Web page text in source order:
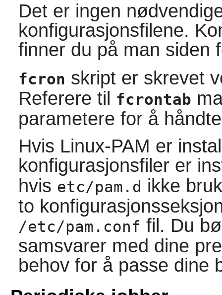
Det er ingen
konfigurasjonsfilene.
finner du på man siden
fcron skript er skrevet
Referere til
fcrontab
parametere for å
Hvis Linux-PAM er
konfigurasjonsfiler er
hvis etc/pam.d ikke
to
/etc/pam.conf fil. Du
samsvarer med dine
behov for å passe dine